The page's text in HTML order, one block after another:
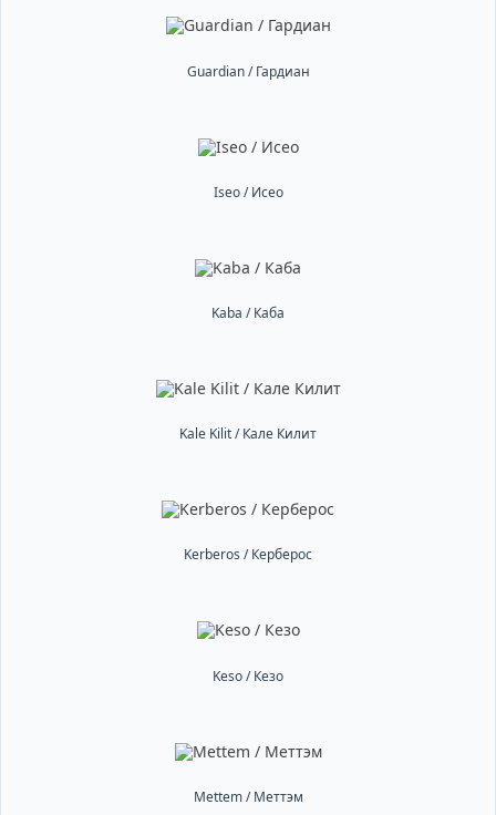
Guardian / Гардиан
Iseo / Исео
Kaba / Каба
Kale Kilit / Кале Килит
Kerberos / Керберос
Keso / Кезо
Mettem / Меттэм